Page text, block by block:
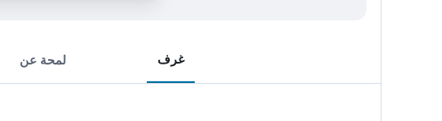
غرف لمحة عن